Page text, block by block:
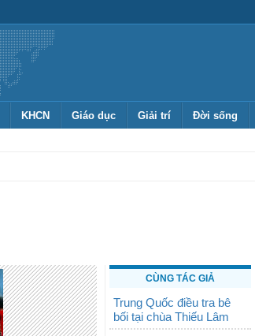
KHCN Giáo dục Giải trí Đời sống
CÙNG TÁC GIẢ
Trung Quốc điều tra bê
bối tại chùa Thiếu Lâm